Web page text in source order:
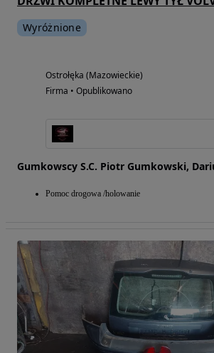
Wyróżnione
Ostrołęka (Mazowieckie)
Firma • Opublikowano
Gumkowscy S.C. Piotr Gumkowski,
Pomoc drogowa /holowanie